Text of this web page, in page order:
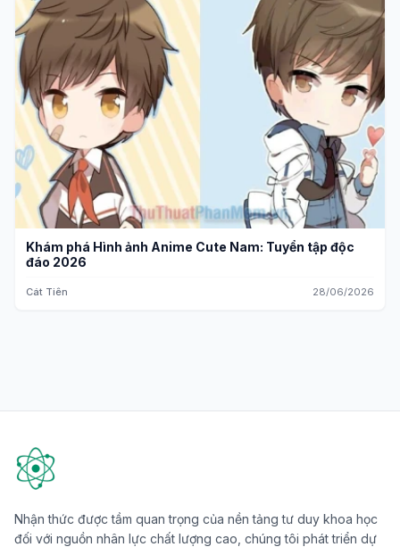
Khám phá Hình ảnh Anime Cute Nam: Tuyển tập độc
đáo 2026
Cát Tiên 28/06/2026
Nhận thức được tầm quan trọng của nền tảng tư duy khoa học
đối với nguồn nhân lực chất lượng cao, chúng tôi phát triển dự